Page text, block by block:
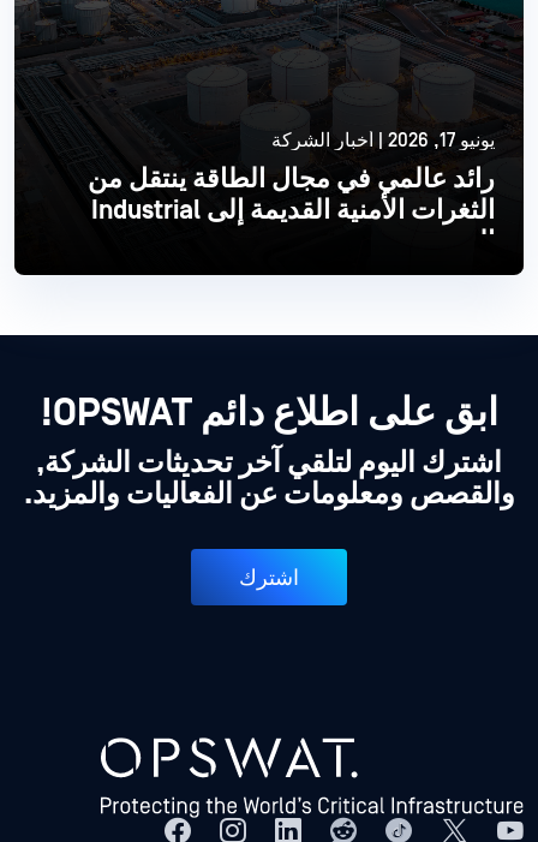
يونيو 17, 2026 | أخبار الشركة
رائد عالمي في مجال الطاقة ينتقل من
الثغرات الأمنية القديمة إلى Industrial
الحديث
اقرأ أكثر
ابق على اطلاع دائم OPSWAT!
اشترك اليوم لتلقي آخر تحديثات الشركة,
والقصص ومعلومات عن الفعاليات والمزيد.
اشترك